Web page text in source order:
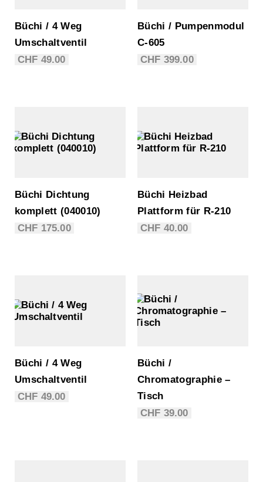
Büchi / 4 Weg
Umschaltventil
CHF 49.00
Büchi / Pumpenmodul
C-605
CHF 399.00
Büchi Dichtung
komplett (040010)
CHF 175.00
Büchi Heizbad
Plattform für R-210
CHF 40.00
Büchi / 4 Weg
Umschaltventil
CHF 49.00
Büchi /
Chromatographie –
Tisch
CHF 39.00